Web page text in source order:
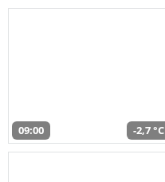
09:00 -2,7 °C